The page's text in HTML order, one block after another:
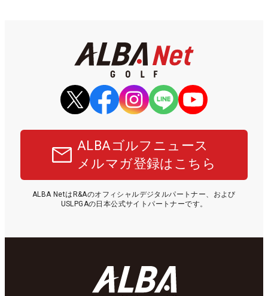
ALBAゴルフニュース
メルマガ登録はこちら
ALBA NetはR&Aのオフィシャルデジタルパートナー、および
USLPGAの日本公式サイトパートナーです。